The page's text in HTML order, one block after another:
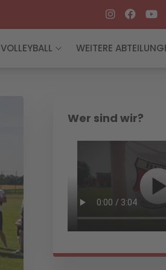
VOLLEYBALL WEITERE
Wer sind wir?